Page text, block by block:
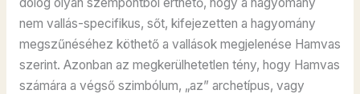
nem vallás-specifikus, sőt, kifejezetten a hagyomány
megszűnéséhez köthető a vallások megjelenése Hamvas
szerint. Azonban az megkerülhetetlen tény, hogy Hamvas
számára a végső szimbólum, „az” archetípus, vagy